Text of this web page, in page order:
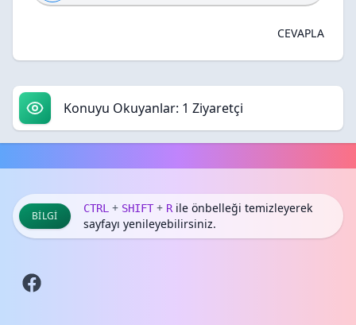
CEVAPLA
Konuyu Okuyanlar: 1 Ziyaretçi
BILGI
CTRL + SHIFT + Rile önbelleği temizleyerek
sayfayı yenileyebilirsiniz.